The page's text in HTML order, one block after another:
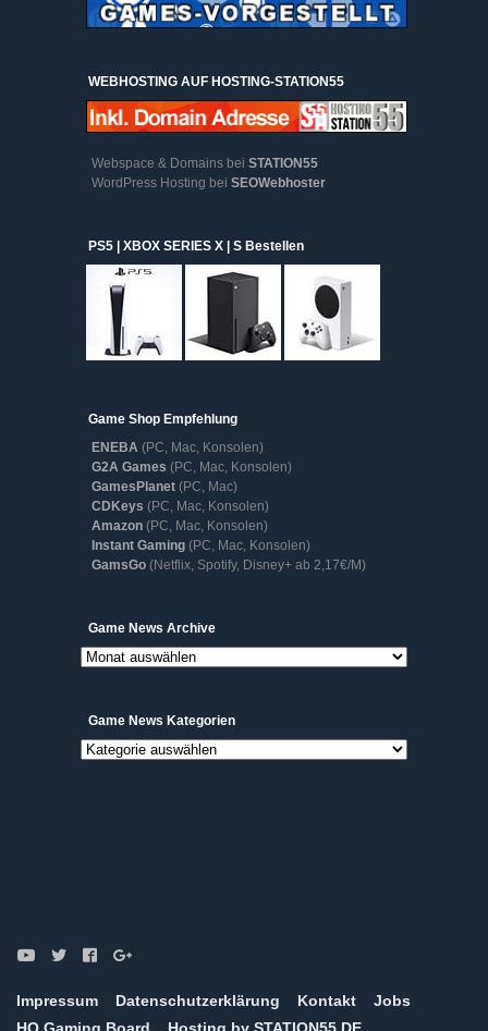
WEBHOSTING AUF HOSTING-STATION55
Webspace & Domains bei STATION55
WordPress Hosting bei SEOWebhoster
PS5 | XBOX SERIES X | S Bestellen
Game Shop Empfehlung
ENEBA (PC, Mac, Konsolen)
G2A Games (PC, Mac, Konsolen)
GamesPlanet (PC, Mac)
CDKeys (PC, Mac, Konsolen)
Amazon (PC, Mac, Konsolen)
Instant Gaming (PC, Mac, Konsolen)
GamsGo (Netflix, Spotify, Disney+ ab 2,17€/M)
Game News ArchiveGame
News
Archive
Game News Kategorien
Game
Impressum Datenschutzerklärung Kontakt
Jobs